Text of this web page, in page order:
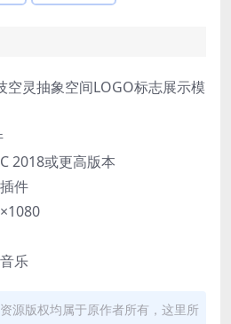
空灵抽象空间LOGO标志展示模
2018或更高版本
件
乐
源版权均属于原作者所有，这里所